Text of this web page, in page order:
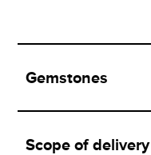
Gemstones
Scope of delivery